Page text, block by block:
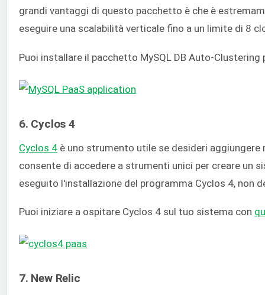
grandi vantaggi di questo pacchetto è che è
eseguire una scalabilità verticale fino a un limite di 8
Puoi installare il pacchetto MySQL DB Auto-Clustering
6. Cyclos 4
Cyclos 4 è uno strumento utile se desideri
consente di accedere a strumenti unici per creare un
eseguito l'installazione del programma Cyclos 4, non
Puoi iniziare a ospitare Cyclos 4 sul tuo sistema con
7. New Relic